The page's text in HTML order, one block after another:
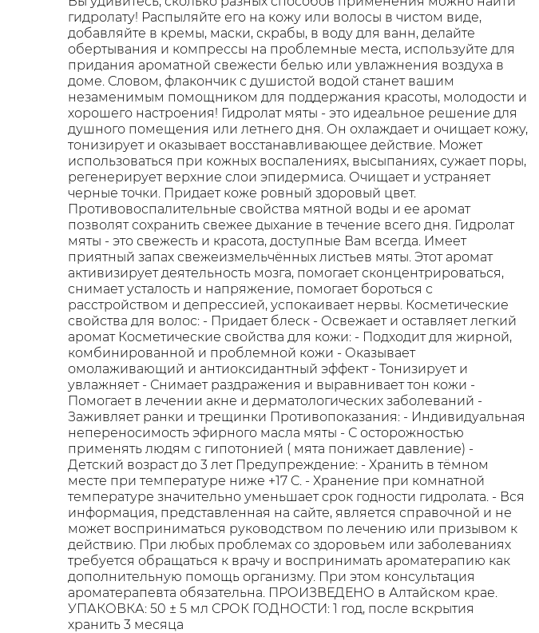
гидролату! Распыляйте его на кожу или волосы в чистом виде,
добавляйте в кремы, маски, скрабы, в воду для ванн, делайте
обертывания и компрессы на проблемные места, используйте для
придания ароматной свежести белью или увлажнения воздуха в
доме. Словом, флакончик с душистой водой станет вашим
незаменимым помощником для поддержания красоты, молодости и
хорошего настроения! Гидролат мяты - это идеальное решение для
душного помещения или летнего дня. Он охлаждает и очищает кожу,
тонизирует и оказывает восстанавливающее действие. Может
использоваться при кожных воспалениях, высыпаниях, сужает поры,
регенерирует верхние слои эпидермиса. Очищает и устраняет
черные точки. Придает коже ровный здоровый цвет.
Противовоспалительные свойства мятной воды и ее аромат
позволят сохранить свежее дыхание в течение всего дня. Гидролат
мяты - это свежесть и красота, доступные Вам всегда. Имеет
приятный запах свежеизмельчённых листьев мяты. Этот аромат
активизирует деятельность мозга, помогает сконцентрироваться,
снимает усталость и напряжение, помогает бороться с
расстройством и депрессией, успокаивает нервы. Косметические
свойства для волос: - Придает блеск - Освежает и оставляет легкий
аромат Косметические свойства для кожи: - Подходит для жирной,
комбинированной и проблемной кожи - Оказывает
омолаживающий и антиоксидантный эффект - Тонизирует и
увлажняет - Снимает раздражения и выравнивает тон кожи -
Помогает в лечении акне и дерматологических заболеваний -
Заживляет ранки и трещинки Противопоказания: - Индивидуальная
непереносимость эфирного масла мяты - С осторожностью
применять людям с гипотонией ( мята понижает давление) -
Детский возраст до 3 лет Предупреждение: - Хранить в тёмном
месте при температуре ниже +17 C. - Хранение при комнатной
температуре значительно уменьшает срок годности гидролата. - Вся
информация, представленная на сайте, является справочной и не
может восприниматься руководством по лечению или призывом к
действию. При любых проблемах со здоровьем или заболеваниях
требуется обращаться к врачу и воспринимать ароматерапию как
дополнительную помощь организму. При этом консультация
ароматерапевта обязательна. ПРОИЗВЕДЕНО в Алтайском крае.
УПАКОВКА: 50 ± 5 мл СРОК ГОДНОСТИ: 1 год, после вскрытия
хранить 3 месяца